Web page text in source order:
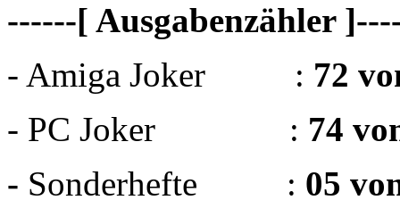
------[ Ausgabenzähler
- Amiga Joker : 72
- PC Joker : 74
- Sonderhefte : 05